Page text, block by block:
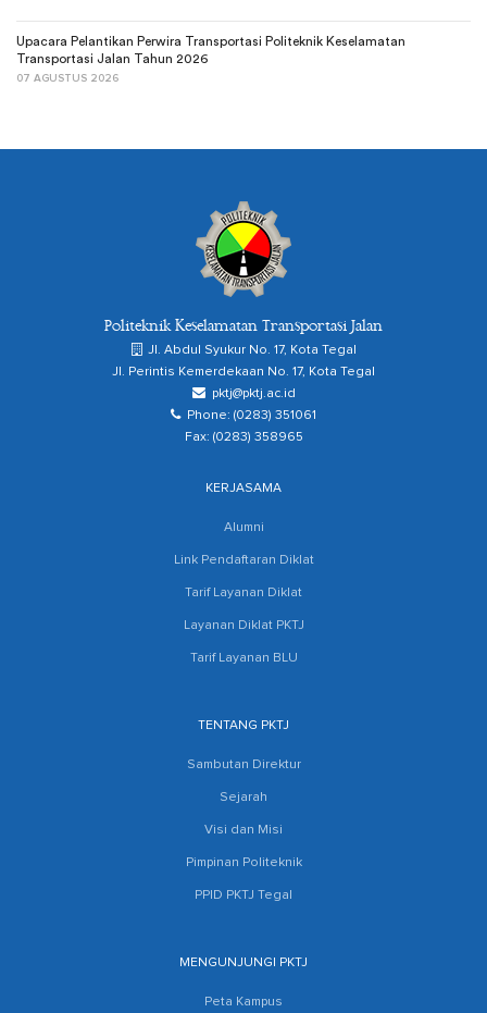
Upacara Pelantikan Perwira Transportasi Politeknik Keselamatan
Transportasi Jalan Tahun 2026
07 AGUSTUS 2026
Politeknik Keselamatan Transportasi Jalan
Jl. Abdul Syukur No. 17, Kota Tegal
Jl. Perintis Kemerdekaan No. 17, Kota Tegal
pktj@pktj.ac.id
Phone: (0283) 351061
Fax: (0283) 358965
KERJASAMA
Alumni
Link Pendaftaran Diklat
Tarif Layanan Diklat
Layanan Diklat PKTJ
Tarif Layanan BLU
TENTANG PKTJ
Sambutan Direktur
Sejarah
Visi dan Misi
Pimpinan Politeknik
PPID PKTJ Tegal
MENGUNJUNGI PKTJ
Peta Kampus